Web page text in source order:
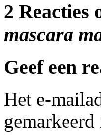
2 Reacties
mascara
Geef een
Het e-
gemarkeerd